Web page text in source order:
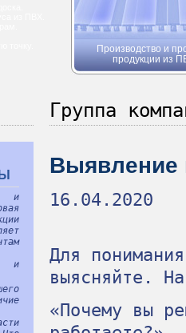
Производство и
продукции из
Группа
и
и
Выявление
16.04.2020
Для
выясняйте.
«Почему вы